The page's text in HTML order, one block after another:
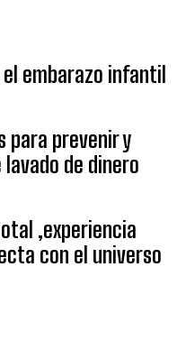
embarazo infantil
para prevenir y
de dinero
,experiencia
con el universo